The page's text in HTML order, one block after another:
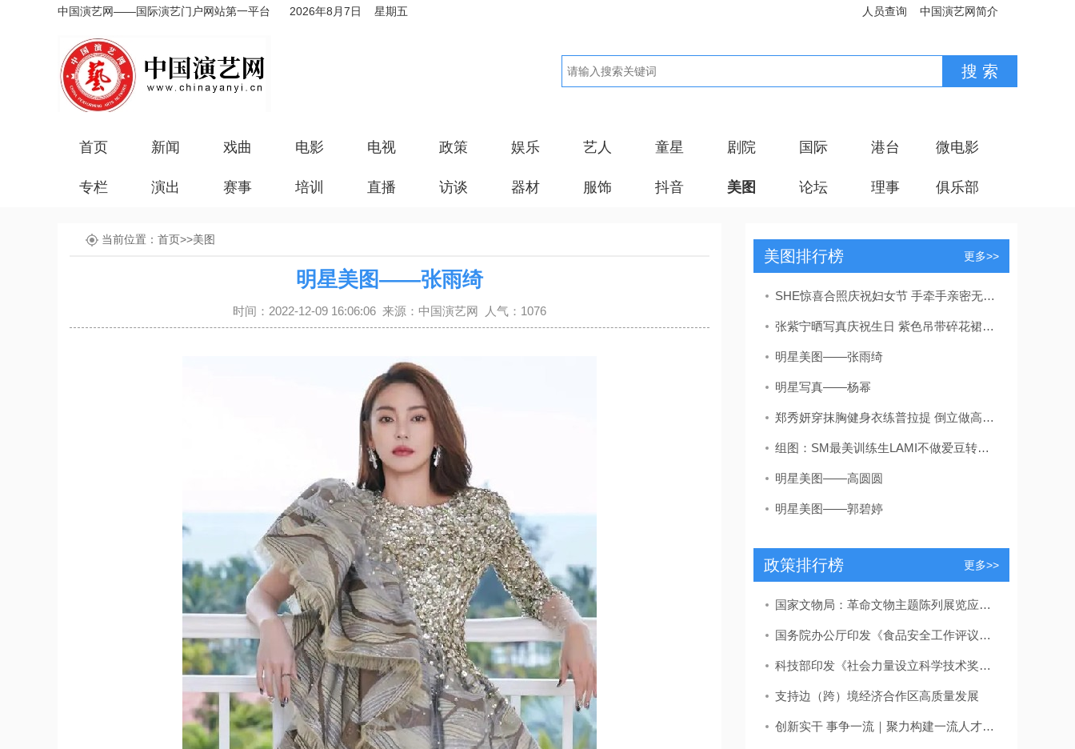
中国演艺网——国际演艺门户网站第一平台 2026年8月7日 星期五 人员查询 中国演艺网简介
首页 新闻 戏曲 电影 电视 政策 娱乐 艺人 童星 剧院 国际 港台 微电影
专栏 演出 赛事 培训 直播 访谈 器材 服饰 抖音 美图 论坛 理事 俱乐部
当前位置： 首页>>美图
明星美图——张雨绮
时间：2022-12-09 16:06:06 来源：中国演艺网 人气：1076
美图排行榜 更多>>
SHE惊喜合照庆祝妇女节 手牵手亲密无间笑容可敌岁月
张紫宁晒写真庆祝生日 紫色吊带碎花裙清新似蓝莓软糖
明星美图——张雨绮
明星写真——杨幂
郑秀妍穿抹胸健身衣练普拉提 倒立做高难度动作身材火辣
组图：SM最美训练生LAMI不做爱豆转行当演员 公式照美呆了
明星美图——高圆圆
明星美图——郭碧婷
政策排行榜 更多>>
国家文物局：革命文物主题陈列展览应力戒“主题模糊”“千馆一面”
国务院办公厅印发《食品安全工作评议考核办法》
科技部印发《社会力量设立科学技术奖管理办法》
支持边（跨）境经济合作区高质量发展
创新实干 事争一流｜聚力构建一流人才发展体系！东营区发布教育、卫生、吕剧人才新政策